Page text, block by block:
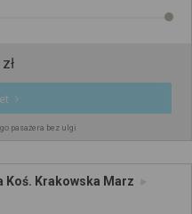
zł
pasażera bez ulgi
Koś. Krakowska Marz